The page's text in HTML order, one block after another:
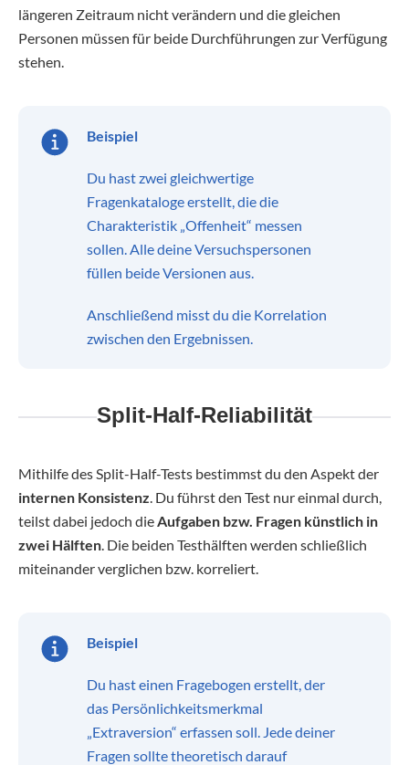
längeren Zeitraum nicht verändern und die gleichen
Personen müssen für beide Durchführungen zur Verfügung
stehen.
Beispiel
Du hast zwei gleichwertige
Fragenkataloge erstellt, die die
Charakteristik „Offenheit“ messen
sollen. Alle deine Versuchspersonen
füllen beide Versionen aus.
Anschließend misst du die Korrelation
zwischen den Ergebnissen.
Split-Half-Reliabilität
Mithilfe des Split-Half-Tests bestimmst du den Aspekt der
internen Konsistenz. Du führst den Test nur einmal durch,
teilst dabei jedoch dieAufgaben bzw. Fragen künstlich in
zwei Hälften. Die beiden Testhälften werden schließlich
miteinander verglichen bzw. korreliert.
Beispiel
Du hast einen Fragebogen erstellt, der
das Persönlichkeitsmerkmal
„Extraversion“ erfassen soll. Jede deiner
Fragen sollte theoretisch darauf